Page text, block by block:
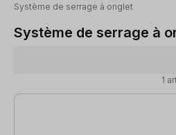
Système de serrage à onglet
Système de serrage à
1
1 article trouvé